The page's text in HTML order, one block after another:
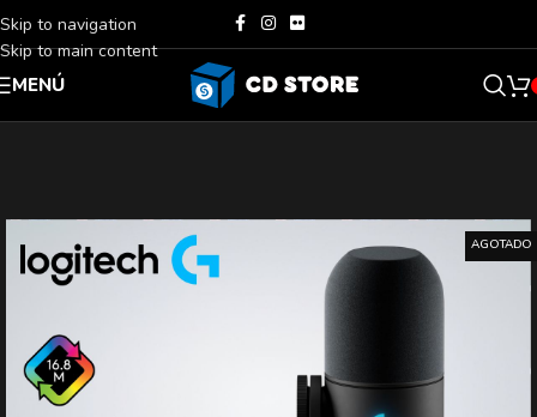
Skip to navigation
Skip to main content
MENÚ
AGOTADO